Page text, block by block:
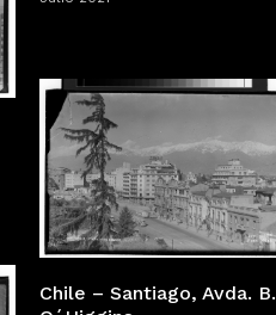
Chile – Santiago, Avda. B.